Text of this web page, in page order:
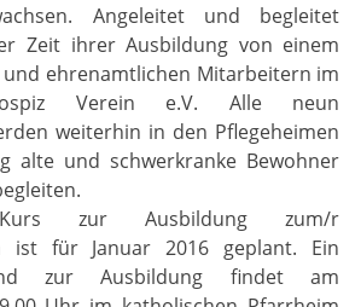
Angeleitet und begleitet
Zeit ihrer Ausbildung von einem
ehrenamtlichen Mitarbeitern im
Verein e.V. Alle neun
weiterhin in den Pflegeheimen
alte und schwerkranke Bewohner
zur Ausbildung zum/r
ist für Januar 2016 geplant. Ein
zur Ausbildung findet am